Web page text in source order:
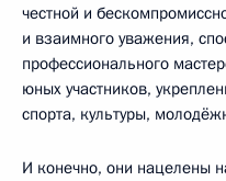
честной и
и взаимного уважения,
профессионального
юных участников,
спорта, культуры,
И конечно, они нацелены